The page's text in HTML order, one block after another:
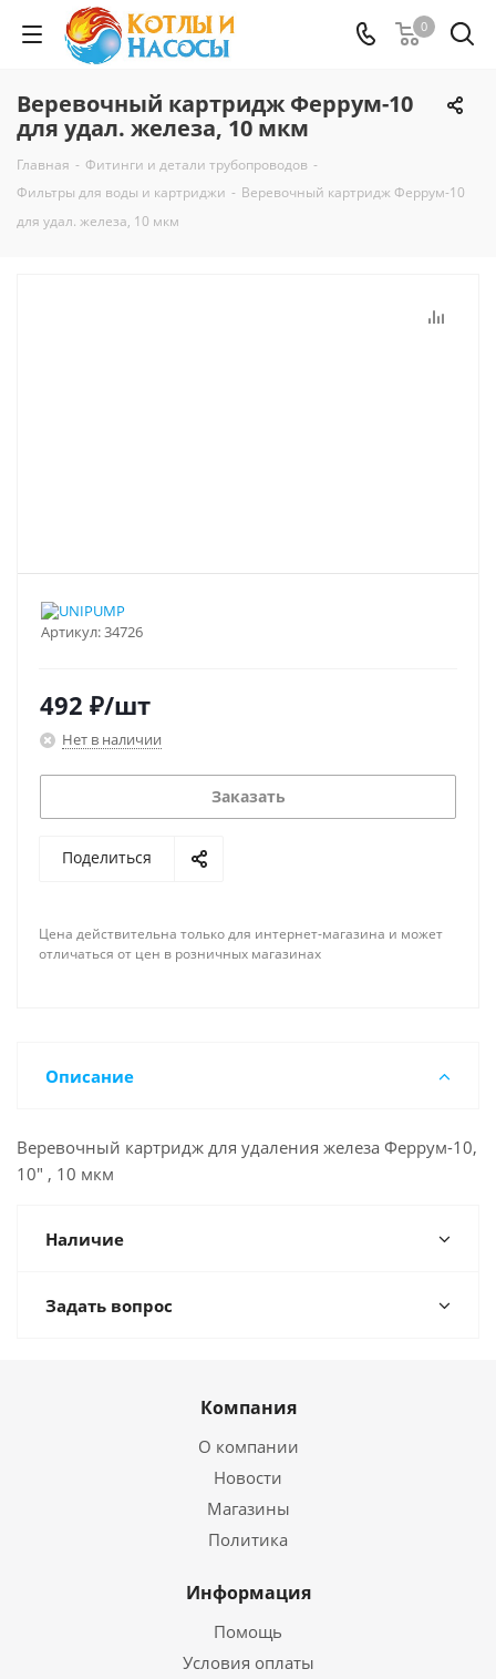
0
Веревочный картридж Феррум-10
для удал. железа, 10 мкм
Главная - Фитинги и детали трубопроводов -
Фильтры для воды и картриджи - Веревочный картридж Феррум-10
для удал. железа, 10 мкм
Артикул:34726
492 ₽/шт
Нет в наличии
Заказать
Поделиться
Цена действительна только для интернет-магазина и может
отличаться от цен в розничных магазинах
Описание
Веревочный картридж для удаления железа Феррум-10,
10" , 10 мкм
Наличие
Задать вопрос
Компания
О компании
Новости
Магазины
Политика
Информация
Помощь
Условия оплаты